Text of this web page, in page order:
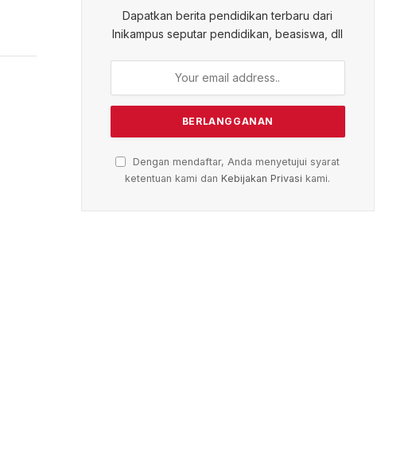
Dapatkan berita pendidikan terbaru dari
Inikampus seputar pendidikan, beasiswa, dll
Dengan mendaftar, Anda menyetujui syarat
ketentuan kami danKebijakan Privasi kami.